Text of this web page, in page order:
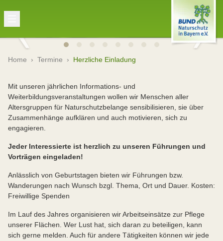
Home › Termine › Herzliche Einladung
Mit unseren jährlichen Informations- und
Weiterbildungsveranstaltungen wollen wir Menschen aller
Altersgruppen für Naturschutzbelange sensibilisieren, sie über
Zusammenhänge aufklären und auch motivieren, sich zu
engagieren.
Jeder Interessierte ist herzlich zu unseren Führungen und
Vorträgen eingeladen!
Anlässlich von Geburtstagen bieten wir Führungen bzw.
Wanderungen nach Wunsch bzgl. Thema, Ort und Dauer. Kosten:
Freiwillige Spenden
Im Lauf des Jahres organisieren wir Arbeitseinsätze zur Pflege
unserer Flächen. Wer Lust hat, sich daran zu beteiligen, kann
sich gerne melden. Auch für andere Tätigkeiten können wir jede